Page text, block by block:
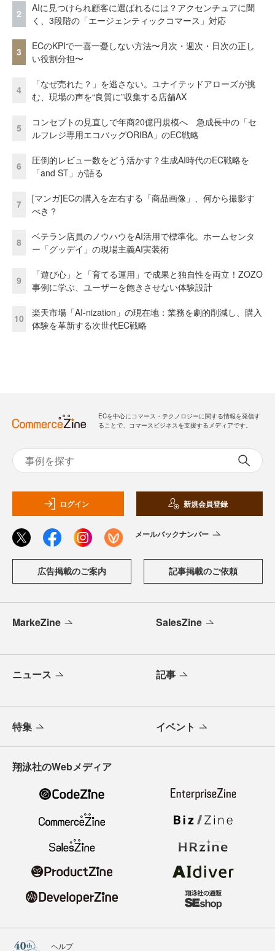
2
AIに見つけられ顧客に選ばれるには？アクセンチュアに聞
く、3段階の「エージェンティックコマース」対応
3
ECのKPIで一喜一憂しない方法〜月次・週次・日次の正し
い役割分担〜
4
「なぜ売れた？」を逃さない。ユナイテッドアローズが挑
む、現場の声を“良質に”収集する店舗AX
5
コンセプトの見直しで年商20億円規模へ 急成長中の「セ
ルフレジ専用エコバッグORIBA」のEC戦略
6
圧倒的レビュー数をどう活かす？生成AI時代のEC戦略を
「and ST」が語る
7
[マンガ]ECの購入を左右する「商品画像」、何から撮影す
べき？
8
ベテラン店員のノウハウをAI活用で標準化。ホームセンタ
ー「グッデイ」の現場主義AI実装術
9
「遊び心」と「育てる運用」で成果と独自性を両立！ZOZO
事例に学ぶ、ユーザーを飽きさせない体験設計
10
楽天市場「AI-nization」の現在地：業務を劇的削減し、購入
体験を革新する次世代EC戦略
ECを中心にコマース・テクノロジーに関する情報を発信す
ることで、コマースビジネスを支援するメディアです。
ログイン 新規会員登録
メールバックナンバー
広告掲載のご案内 記事掲載のご依頼
MarkeZine SalesZine
ニュース 記事
特集 イベント
翔泳社のWebメディア
ヘルプ